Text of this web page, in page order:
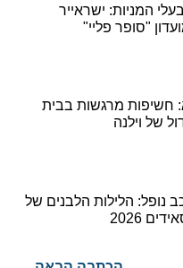
המניות: ישראייר
"סופר פליי"
מרגשות בבית
וילנה
הלילות הלבנים של